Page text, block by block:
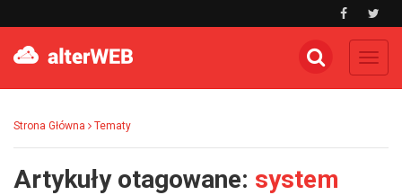
Strona Główna Tematy
Artykuły otagowane: system